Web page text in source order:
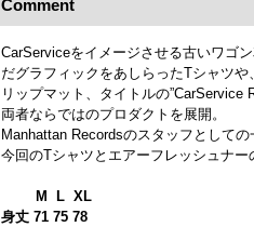
Comment
CarServiceをイメージさせる古いワゴ
だグラフィックをあしらったTシャツ
リップマット、タイトルの”CarService
両者ならではのプロダクトを展開。
Manhattan Recordsのスタッフとしての
今回のTシャツとエアーフレッシュナー
M L XL
身丈 71 75 78